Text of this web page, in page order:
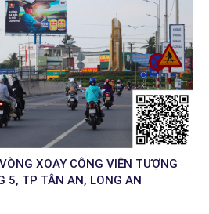
XOAY CÔNG VIÊN TƯỢNG
5, TP TÂN AN, LONG AN